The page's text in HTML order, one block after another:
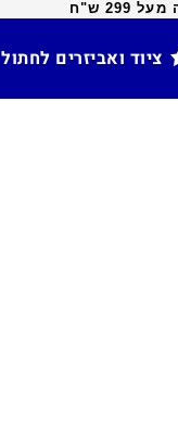
ש"ח
ציוד ואביזרים לחתול